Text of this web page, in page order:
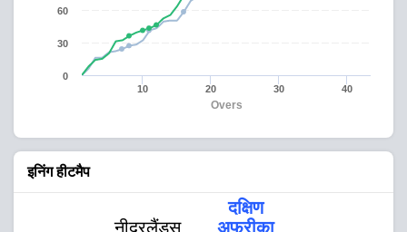
Overs
10 20 30 40
0
30
60
इनिंग हीटमैप
नीदरलैंड्स
दक्षिण
अफ्रीका